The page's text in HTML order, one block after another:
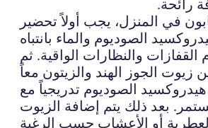
رائحة.
في المنزل، يجب أولاً تحضير
الصوديوم والماء بانتباه
القفازات والنظارات الواقية. ثم
زيوت الجوز الهند والزيتون معاً
الصوديوم تدريجياً مع
بعد ذلك يتم إضافة الزيوت